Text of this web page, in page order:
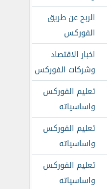
الربح عن طريق
الفوركس
اخبار الاقتصاد
وشركات الفوركس
تعليم الفوركس
واساسياته
تعليم الفوركس
واساسياته
تعليم الفوركس
واساسياته